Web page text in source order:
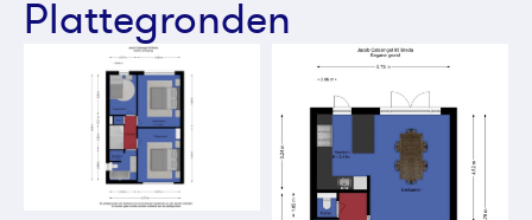
Plattegronden